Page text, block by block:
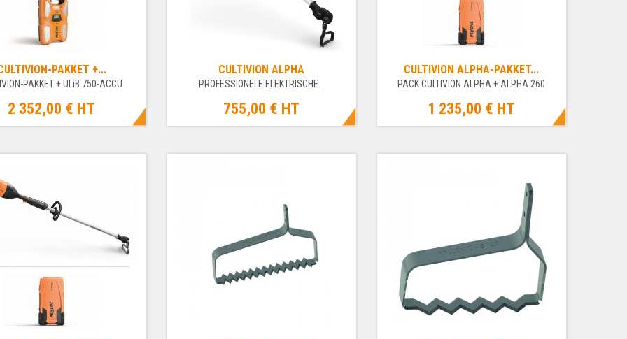
PAKKET +...
PAKKET + ULiB 750-ACCU
2 352,00 € HT
CULTIVION ALPHA
PROFESSIONELE ELEKTRISCHE...
755,00 € HT
CULTIVION ALPHA-PAKKET...
PACK CULTIVION ALPHA + ALPHA 260
1 235,00 € HT